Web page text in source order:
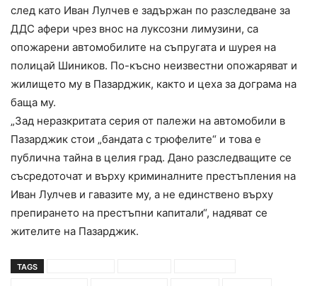
след като Иван Лулчев е задържан по разследване за
ДДС афери чрез внос на луксозни лимузини, са
опожарени автомобилите на съпругата и шурея на
полицай Шиников. По-късно неизвестни опожаряват и
жилището му в Пазарджик, както и цеха за дограма на
баща му.
„Зад неразкритата серия от палежи на автомобили в
Пазарджик стои „бандата с трюфелите“ и това е
публична тайна в целия град. Дано разследващите се
съсредоточат и върху криминалните престъпления на
Иван Лулчев и гавазите му, а не единствено върху
препирането на престъпни капитали“, надяват се
жителите на Пазарджик.
TAGS